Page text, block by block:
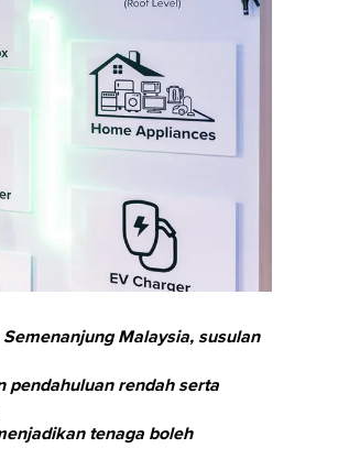
Malaysia, susulan
pendahuluan rendah serta
tenaga boleh